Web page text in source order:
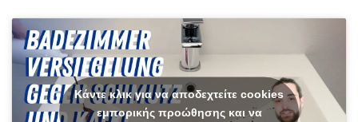
Κάντε κλικ για να αποδεχτείτε cookies
εμπορικής προώθησης και να